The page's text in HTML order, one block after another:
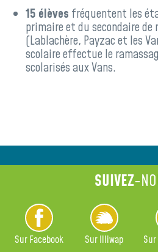
15 élèves fréquentent les
primaire et du secondaire
(Lablachère, Payzac et les
scolaire effectue le
scolarisés aux Vans.
SUIVEZ-
Sur Facebook Sur Illiwap